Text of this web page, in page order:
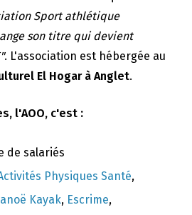
Sport athlétique
son titre qui devient
. L'association est hébergée au
El Hogar à Anglet.
l'AOO, c'est :
de salariés
Physiques Santé,
Kayak, Escrime,